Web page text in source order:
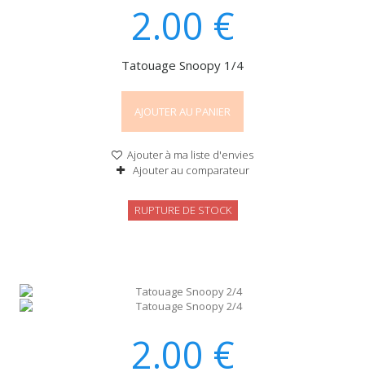
2.00 €
Tatouage Snoopy 1/4
AJOUTER AU PANIER
Ajouter à ma liste d'envies
Ajouter au comparateur
RUPTURE DE STOCK
2.00 €